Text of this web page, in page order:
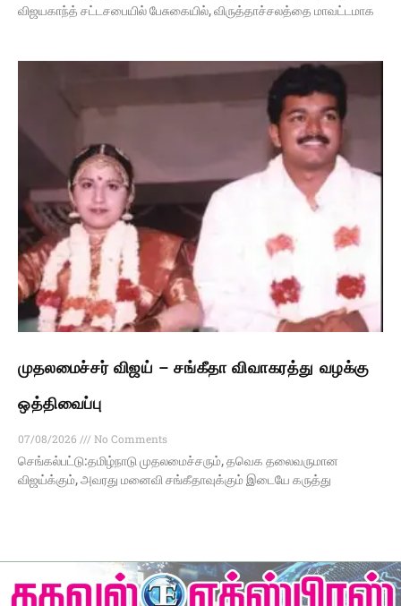
விஜயகாந்த் சட்டசபையில் பேசுகையில், விருத்தாச்சலத்தை மாவட்டமாக
முதலமைச்சர் விஜய் – சங்கீதா விவாகரத்து வழக்கு
ஒத்திவைப்பு
07/08/2026
No Comments
செங்கல்பட்டு:தமிழ்நாடு முதலமைச்சரும், தவெக தலைவருமான
விஜய்க்கும், அவரது மனைவி சங்கீதாவுக்கும் இடையே கருத்து